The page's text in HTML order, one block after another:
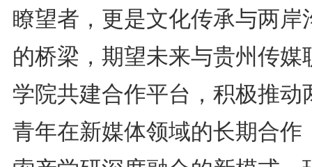
瞭望者，更是文化传承与两岸
的桥梁，期望未来与贵州传媒
学院共建合作平台，积极推动
青年在新媒体领域的长期合作